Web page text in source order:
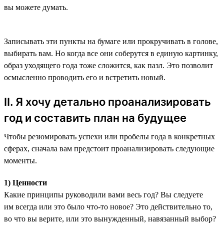
вы можете думать.
Записывать эти пункты на бумаге или прокручивать в голове,
выбирать вам. Но когда все они соберутся в единую картинку,
образ уходящего года тоже сложится, как пазл. Это позволит
осмысленно проводить его и встретить новый.
II. Я хочу детально проанализировать
год и составить план на будущее
Чтобы резюмировать успехи или пробелы года в конкретных
сферах, сначала вам предстоит проанализировать следующие
моменты.
1) Ценности
Какие принципы руководили вами весь год? Вы следуете
им всегда или это было что-то новое? Это действительно то,
во что вы верите, или это вынужденный, навязанный выбор?